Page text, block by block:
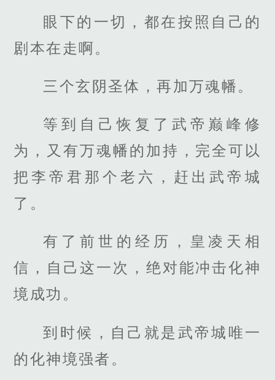
眼下的一切，都在按照自己的
剧本在走啊。
三个玄阴圣体，再加万魂幡。
等到自己恢复了武帝巅峰修
为，又有万魂幡的加持，完全可以
把李帝君那个老六，赶出武帝城
了。
有了前世的经历，皇凌天相
信，自己这一次，绝对能冲击化神
境成功。
到时候，自己就是武帝城唯一
的化神境强者。